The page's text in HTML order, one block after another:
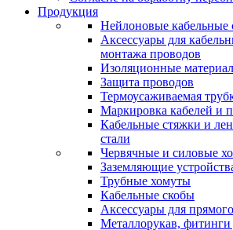
Продукция
Нейлоновые кабельные
Аксессуары для
монтажа проводов
Изоляционные
Защита проводов
Термоусаживаемая
Маркировка кабелей и
Кабельные стяжки и
стали
Червячные и силовые
Заземляющие
Трубные хомуты
Кабельные скобы
Аксессуары для
Металлорукав, фитинги